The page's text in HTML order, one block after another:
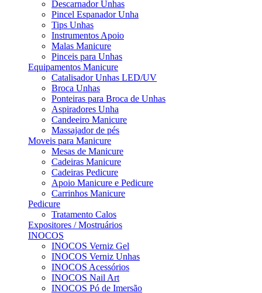
Descarnador Unhas
Pincel Espanador Unha
Tips Unhas
Instrumentos Apoio
Malas Manicure
Pinceis para Unhas
Equipamentos Manicure
Catalisador Unhas LED/UV
Broca Unhas
Ponteiras para Broca de Unhas
Aspiradores Unha
Candeeiro Manicure
Massajador de pés
Moveis para Manicure
Mesas de Manicure
Cadeiras Manicure
Cadeiras Pedicure
Apoio Manicure e Pedicure
Carrinhos Manicure
Pedicure
Tratamento Calos
Expositores / Mostruários
INOCOS
INOCOS Verniz Gel
INOCOS Verniz Unhas
INOCOS Acessórios
INOCOS Nail Art
INOCOS Pó de Imersão